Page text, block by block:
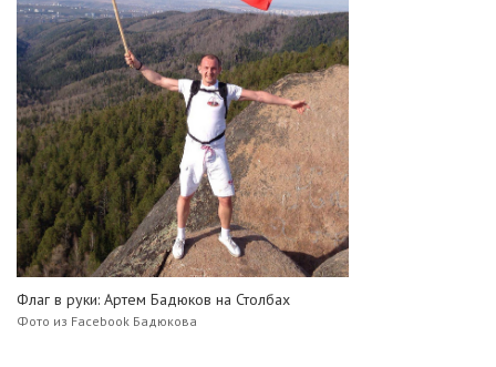
Флаг в руки: Артем Бадюков на Столбах
Фото из Facebook Бадюкова